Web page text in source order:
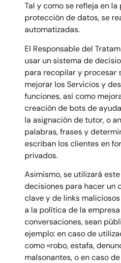
Tal y como se refleja en
protección de datos, se
automatizadas.
El Responsable del
usar un sistema de
para recopilar y procesar
mejorar los Servicios y
funciones, así como
creación de bots de
la asignación de tutor, o
palabras, frases y
escriban los clientes en
privados.
Asimismo, se utilizará
decisiones para hacer un
clave y de links
a la política de la
conversaciones, sean
ejemplo: en caso de
como «robo, estafa,
malsonantes, o en caso